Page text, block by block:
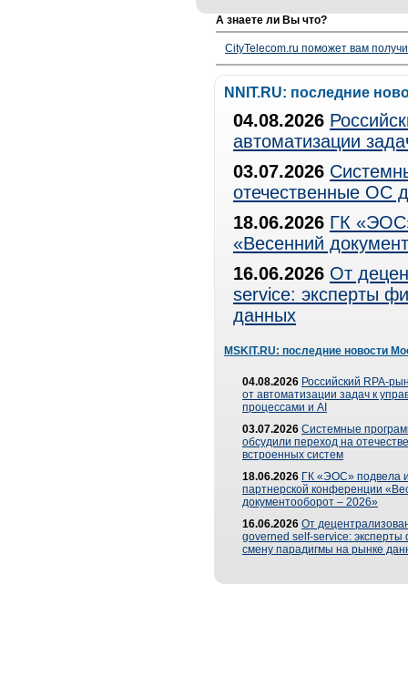
А знаете ли Вы что?
CityTelecom.ru поможет вам
NNIT.RU: последние
04.08.2026
автоматизации
03.07.2026
отечественные ОС
18.06.2026 ГК
«Весенний
16.06.2026 От
service: эксперты
данных
MSKIT.RU: последние новости
04.08.2026 Российский RPA-
от автоматизации задач к
процессами и AI
03.07.2026 Системные
обсудили переход на
встроенных систем
18.06.2026 ГК «ЭОС» подвела
партнерской конференции
документооборот – 2026»
16.06.2026 От
governed self-service: эксперты
смену парадигмы на рынке